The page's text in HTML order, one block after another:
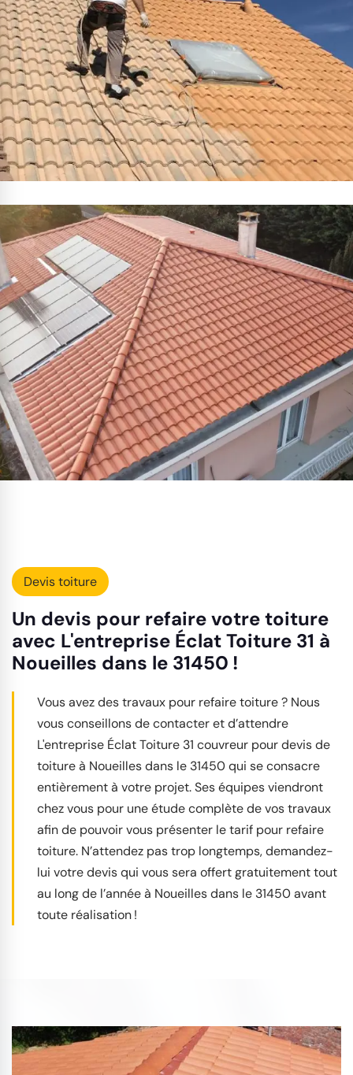
Devis toiture
Un devis pour refaire votre toiture
avec L'entreprise Éclat Toiture 31 à
Noueilles dans le 31450 !
Vous avez des travaux pour refaire toiture ? Nous
vous conseillons de contacter et d’attendre
L'entreprise Éclat Toiture 31 couvreur pour devis de
toiture à Noueilles dans le 31450 qui se consacre
entièrement à votre projet. Ses équipes viendront
chez vous pour une étude complète de vos travaux
afin de pouvoir vous présenter le tarif pour refaire
toiture. N’attendez pas trop longtemps, demandez-
lui votre devis qui vous sera offert gratuitement tout
au long de l’année à Noueilles dans le 31450 avant
toute réalisation !